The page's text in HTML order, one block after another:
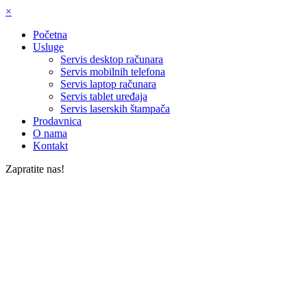
×
Početna
Usluge
Servis desktop računara
Servis mobilnih telefona
Servis laptop računara
Servis tablet uređaja
Servis laserskih štampača
Prodavnica
O nama
Kontakt
Zapratite nas!